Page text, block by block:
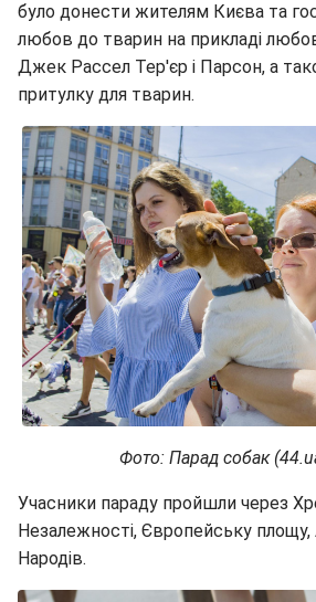
було донести жителям Києва та
любов до тварин на прикладі
Джек Рассел Тер'єр і Парсон, а
притулку для тварин.
Фото: Парад собак
Учасники параду пройшли через
Незалежності, Європейську
Народів.